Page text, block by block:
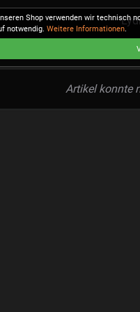
Artikel konnte
Shop verwenden wir technisch
notwendig. Weitere Informationen.